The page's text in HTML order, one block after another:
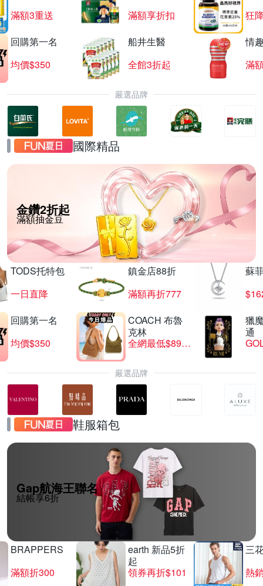
滿額3重送
滿額享折扣
狂
回購第一名
均價$350
船井生醫
全館3折起
情
滿
嚴選品牌
國際精品
金鑽2折起
滿額抽金豆
TODS托特包
一日直降
鎮金店88折
滿額再折777
蘇
回購第一名
均價$350
COACH 布魯
克林
全網最低$8999
獵
通
嚴選品牌
鞋服箱包
Gap航海王聯名
結帳享6折
BRAPPERS
滿額折300
earth 新品5折
起
領券再折$101
三
熱